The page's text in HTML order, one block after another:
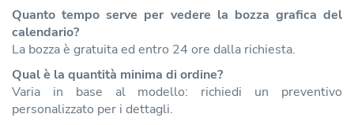
Quanto tempo serve per vedere la bozza grafica del
calendario?
La bozza è gratuita ed entro 24 ore dalla richiesta.
Qual è la quantità minima di ordine?
Varia in base al modello: richiedi un preventivo
personalizzato per i dettagli.